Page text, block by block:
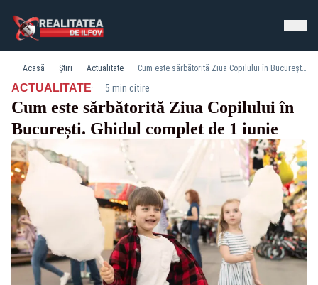
Acasă Știri Actualitate Cum este sărbătorită Ziua Copilului în București. Ghidul complet de 1 iunie
ACTUALITATE· 5 min citire
Cum este sărbătorită Ziua Copilului în
București. Ghidul complet de 1 iunie